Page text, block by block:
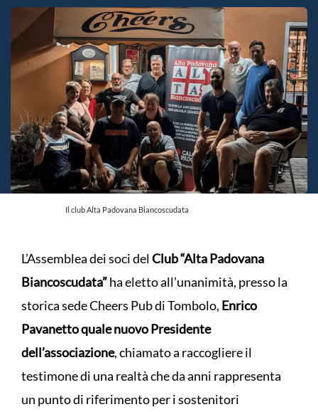
Il club Alta Padovana Biancoscudata
L’Assemblea dei soci delClub “Alta Padovana
Biancoscudata”ha eletto all’unanimità, presso la
storica sede Cheers Pub di Tombolo, Enrico
Pavanetto quale nuovo Presidente
dell’associazione, chiamato a raccogliere il
testimone di una realtà che da anni rappresenta
un punto di riferimento per i sostenitori